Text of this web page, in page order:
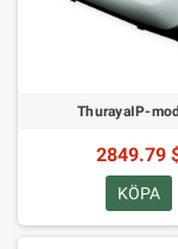
ThurayaIP-
2849.79
KÖPA